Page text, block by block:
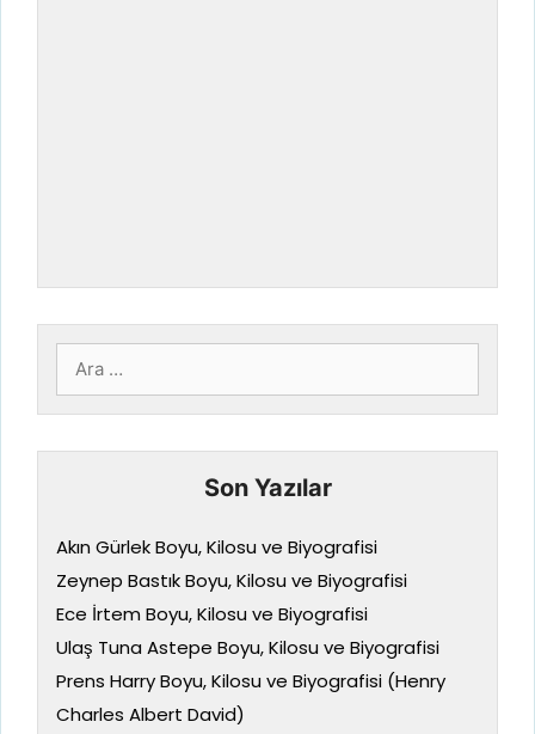
için
ara
Son Yazılar
Akın Gürlek Boyu, Kilosu ve Biyografisi
Zeynep Bastık Boyu, Kilosu ve Biyografisi
Ece İrtem Boyu, Kilosu ve Biyografisi
Ulaş Tuna Astepe Boyu, Kilosu ve Biyografisi
Prens Harry Boyu, Kilosu ve Biyografisi (Henry
Charles Albert David)